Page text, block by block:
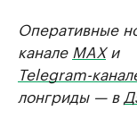
Оперативные
канале MAXи
Telegram-
лонгриды — в